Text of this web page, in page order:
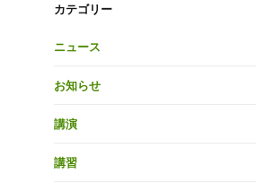
カテゴリー
ニュース
お知らせ
講演
講習